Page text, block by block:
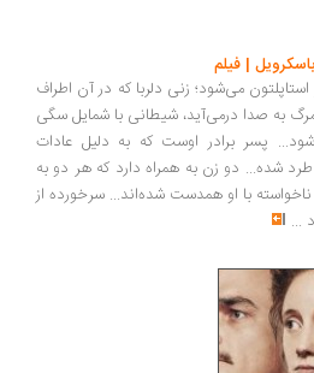
شاگردان «لوپین» عصای جادویی‌شان را
می‌سازند و قهقهه سر می‌دهند...
...
می­‌شود؛ زنی دلربا که در آن اطراف
صدا درمی‌­آید، شیطانی با شمایل سگی
پسر برادر اوست که به دلیل عادات
شده... دو زن به همراه دارد که هر دو به